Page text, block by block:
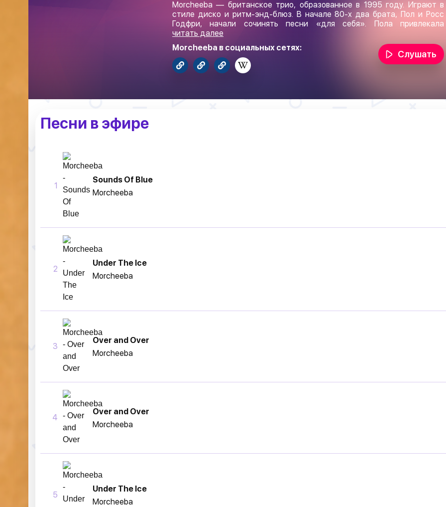
Morcheeba — британское трио, образованное в 1995 году. Играют в
стиле диско и ритм-энд-блюз. В начале 80-х два брата, Пол и Росс
Годфри, начали сочинять песни «для себя». Пола привлекала
читать далее
Morcheeba в социальных сетях:
Слушать
Песни в эфире
1
Sounds Of Blue
Morcheeba
2
Under The Ice
Morcheeba
3
Over and Over
Morcheeba
4
Over and Over
Morcheeba
5
Under The Ice
Morcheeba